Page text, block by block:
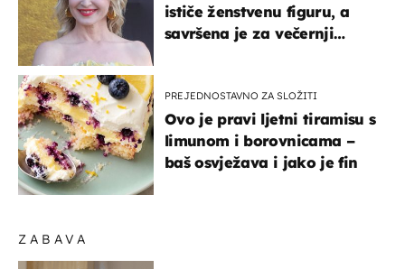
ZABAVA
ističe ženstvenu figuru, a
savršena je za večernji
PREJEDNOSTAVNO ZA SLOŽITI
Ovo je pravi ljetni tiramisu s
limunom i borovnicama –
baš osvježava i jako je fin